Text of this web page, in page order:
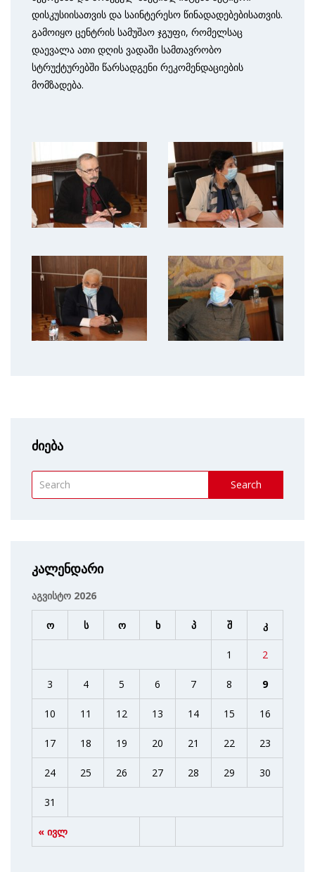
დისკუსიისათვის და საინტერესო წინადადებებისათვის.
გამოიყო ცენტრის სამუშაო ჯგუფი, რომელსაც
დაევალა ათი დღის ვადაში სამთავრობო
სტრუქტურებში წარსადგენი რეკომენდაციების
მომზადება.
ძიება
Search
კალენდარი
აგვისტო 2026
ო ს ო ხ პ შ კ
« ივლ
1 2
3 4 5 6 7 8 9
10 11 12 13 14 15 16
17 18 19 20 21 22 23
24 25 26 27 28 29 30
31